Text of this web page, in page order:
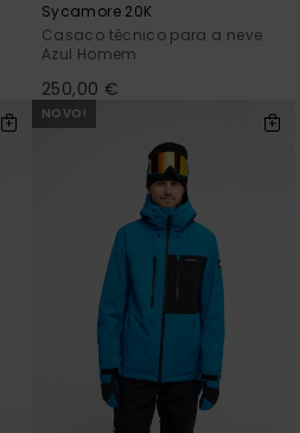
Sycamore 20K
Casaco técnico para a neve
Azul Homem
250,00 €
NOVO!